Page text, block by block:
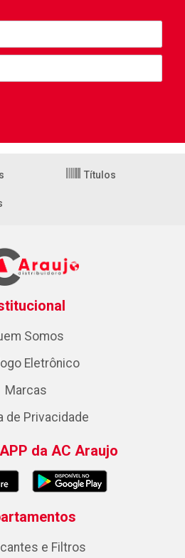
Títulos
Somos
Eletrônico
Marcas
de Privacidade
da AC Araujo
e Filtros